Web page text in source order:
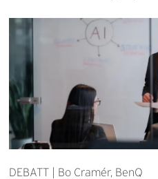
DEBATT | Bo Cramér, BenQ